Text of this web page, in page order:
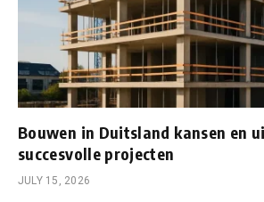
Bouwen in Duitsland kansen en
succesvolle projecten
JULY 15, 2026